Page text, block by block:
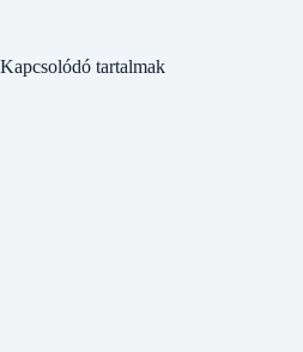
Kapcsolódó tartalmak